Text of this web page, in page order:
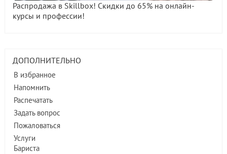
Распродажа в Skillbox! Скидки до 65% на онлайн-
курсы и профессии!
ДОПОЛНИТЕЛЬНО
В избранное
Напомнить
Распечатать
Задать вопрос
Пожаловаться
Услуги
Бариста